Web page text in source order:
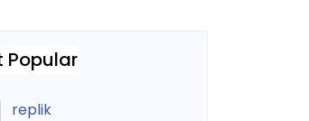
Popular
replik